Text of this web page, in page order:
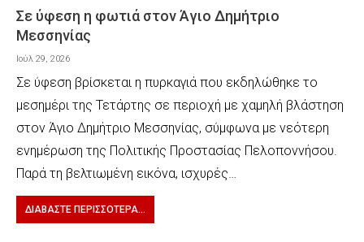
Σε ύφεση η φωτιά στον Άγιο Δημήτριο
Μεσσηνίας
Ιούλ 29, 2026
Σε ύφεση βρίσκεται η πυρκαγιά που εκδηλώθηκε το
μεσημέρι της Τετάρτης σε περιοχή με χαμηλή βλάστηση
στον Άγιο Δημήτριο Μεσσηνίας, σύμφωνα με νεότερη
ενημέρωση της Πολιτικής Προστασίας Πελοποννήσου.
Παρά τη βελτιωμένη εικόνα, ισχυρές…
ΔΙΑΒΆΣΤΕ ΠΕΡΙΣΣΌΤΕΡΑ...